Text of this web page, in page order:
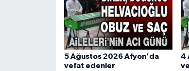
5 Ağustos 2026 Afyon'da
vefat edenler
4